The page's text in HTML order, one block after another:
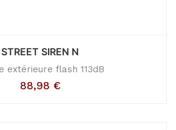
STREET SIREN N
extérieure flash 113dB
88,98 €